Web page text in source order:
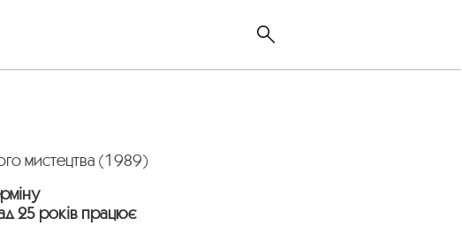
мистецтва (1989)
25 років працює